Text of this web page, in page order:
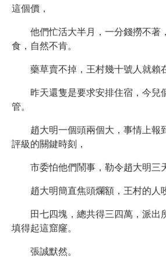
這個價，
他們忙活大半月，一分錢撈不著
食，自然不肯。
藥草賣不掉，王村幾十號人就賴
昨天還隻是要求安排住宿，今兒
管。
趙大明一個頭兩個大，事情上報
評級的關鍵時刻，
市委怕他們鬧事，勒令趙大明三
趙大明簡直焦頭爛額，王村的人
田七四塊，總共得三四萬，派出
填得起這窟窿。
張誠默然。